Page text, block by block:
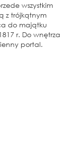
wszystkim
z trójkątnym
do majątku
r. Do wnętrza
portal.